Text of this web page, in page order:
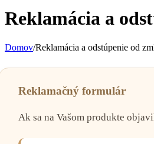
Reklamácia a
Domov/Reklamácia a odstúpenie od
Reklamačný formulár
Ak sa na Vašom produkte